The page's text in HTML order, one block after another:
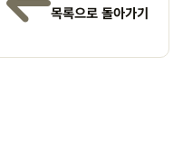
목록으로 돌아가기